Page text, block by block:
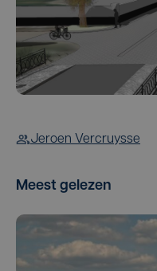
Jeroen Vercruysse
Meest gelezen